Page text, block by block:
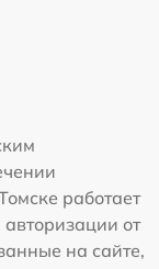
работает
от
на сайте,